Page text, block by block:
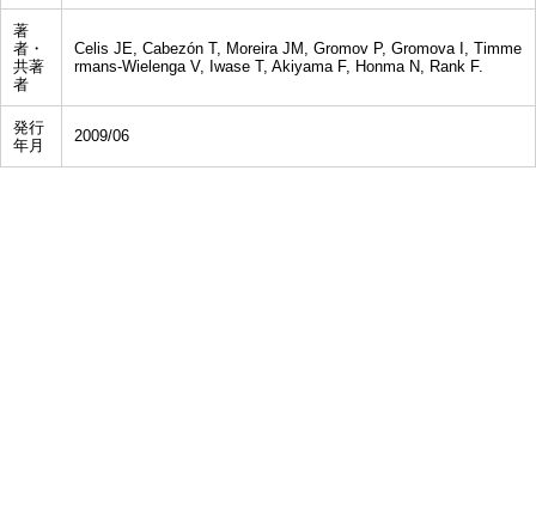
著
者・
共著
者
Celis JE, Cabezón T, Moreira JM, Gromov P, Gromova I, Timme
rmans-Wielenga V, Iwase T, Akiyama F, Honma N, Rank F.
発行
年月
2009/06